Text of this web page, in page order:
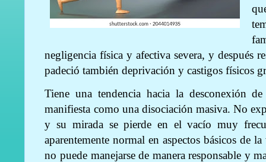
negligencia física y afectiva severa, y después
padeció también deprivación y castigos físicos
Tiene una tendencia hacia la desconexión
manifiesta como una disociación masiva. No
y su mirada se pierde en el vacío muy
aparentemente normal en aspectos básicos de
no puede manejarse de manera responsable y